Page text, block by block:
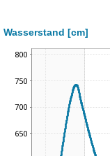
Wasserstand [cm]